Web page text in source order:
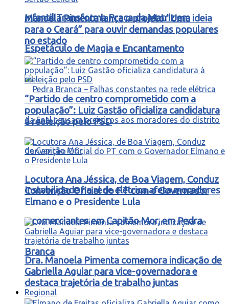
Infantil Transforma Praça da Matriz em
Espetáculo de Magia e Encantamento
Instabilidade na rede elétrica afeta moradores
e comerciantes em Capitão Mor, em Pedra
Branca
Regional
Manoela Pimenta lança o projeto “Uma ideia
para o Ceará” para ouvir demandas populares
no estado
“Partido de centro comprometido com a
população”: Luiz Gastão oficializa candidatura
à reeleição pelo PSD
Locutora Ana Jéssica, de Boa Viagem, Conduz
Convenção Oficial do PT com o Governador
Elmano e o Presidente Lula
Dra. Manoela Pimenta comemora indicação de
Gabriella Aguiar para vice-governadora e
destaca trajetória de trabalho juntas